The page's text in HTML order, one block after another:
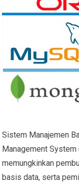
Sistem Manajemen
Management
memungkinkan
basis data, serta